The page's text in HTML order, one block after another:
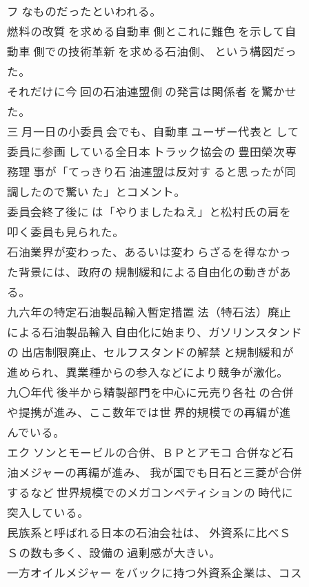
フ なものだったといわれる。
燃料の改質 を求める自動車 側とこれに難色 を示して自
動車 側での技術革新 を求める石油側、 という構図だっ
た。
それだけに今 回の石油連盟側 の発言は関係者 を驚かせ
た。
三 月一日の小委員 会でも、自動車 ユーザー代表と して
委員に参画 している全日本 トラック協会の 豊田榮次専
務理 事が「てっきり石 油連盟は反対す ると思ったが同
調したので驚い た」とコメント。
委員会終了後に は「やりましたねえ」と松村氏の肩を
叩く委員も見られた。
石油業界が変わった、あるいは変わ らざるを得なかっ
た背景には、政府の 規制緩和による自由化の動きがあ
る。
九六年の特定石油製品輸入暫定措置 法（特石法）廃止
による石油製品輸入 自由化に始まり、ガソリンスタンド
の 出店制限廃止、セルフスタンドの解禁 と規制緩和が
進められ、異業種からの参入などにより競争が激化。
九〇年代 後半から精製部門を中心に元売り各社 の合併
や提携が進み、ここ数年では世 界的規模での再編が進
んでいる。
エク ソンとモービルの合併、ＢＰとアモコ 合併など石
油メジャーの再編が進み、 我が国でも日石と三菱が合併
するなど 世界規模でのメガコンペティションの 時代に
突入している。
民族系と呼ばれる日本の石油会社は、 外資系に比べＳ
Ｓの数も多く、設備の 過剰感が大きい。
一方オイルメジャー をバックに持つ外資系企業は、コス